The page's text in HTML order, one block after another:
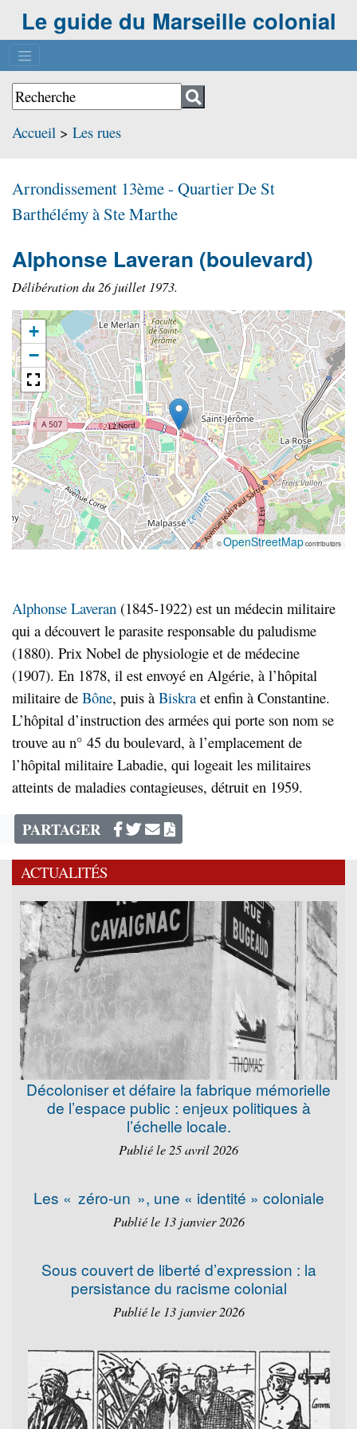
Le guide du Marseille colonial
Accueil > Les rues
Arrondissement 13ème - QuartierDe St
Barthélémy à Ste Marthe
Alphonse Laveran (boulevard)
Délibération du 26 juillet 1973.
+
−
©OpenStreetMapcontributors
Alphonse Laveran (1845-1922) est un médecin militaire
qui a découvert le parasite responsable du paludisme
(1880). Prix Nobel de physiologie et de médecine
(1907). En 1878, il est envoyé en Algérie, à l’hôpital
militaire de Bône, puis à Biskra et enfin à Constantine.
L’hôpital d’instruction des armées qui porte son nom se
trouve au n° 45 du boulevard, à l’emplacement de
l’hôpital militaire Labadie, qui logeait les militaires
atteints de maladies contagieuses, détruit en 1959.
PARTAGER
ACTUALITÉS
Décoloniser et défaire la fabrique mémorielle
de l’espace public : enjeux politiques à
l’échelle locale.
Publié le 25 avril 2026
Les « zéro-un », une « identité » coloniale
Publié le 13 janvier 2026
Sous couvert de liberté d’expression : la
persistance du racisme colonial
Publié le 13 janvier 2026